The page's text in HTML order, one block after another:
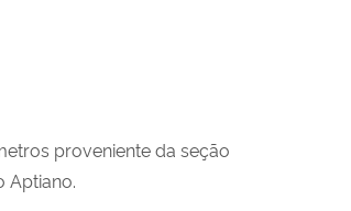
proveniente da seção
Aptiano.